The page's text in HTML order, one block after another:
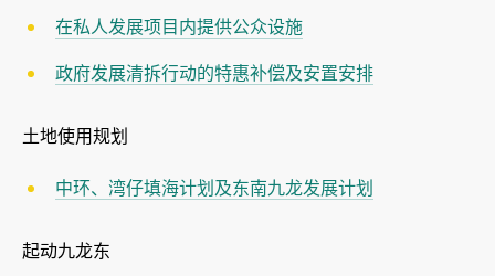
在私人发展项目内提供公众设施
政府发展清拆行动的特惠补偿及安置安排
土地使用规划
中环、湾仔填海计划及东南九龙发展计划
起动九龙东